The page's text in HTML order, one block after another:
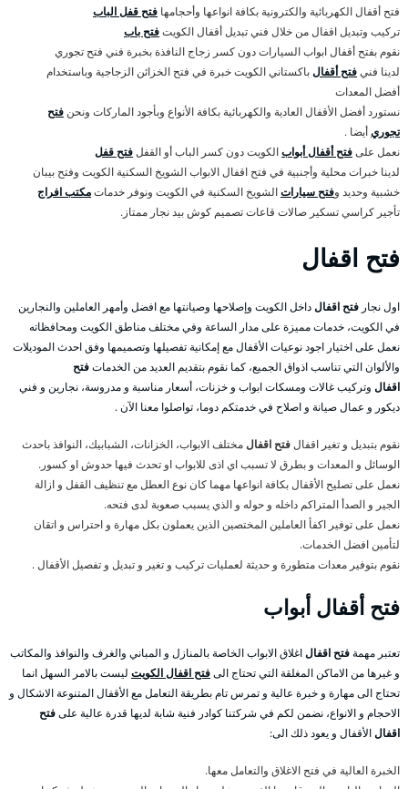
فتح أقفال الكهربائية والكترونية بكافة انواعها وأحجامها فتح قفل الباب
تركيب وتبديل اقفال من خلال فني تبديل أقفال الكويتفتح باب
نقوم بفتح أقفال ابواب السيارات دون كسر زجاج النافذة بخبرة فني فتح تجوري
لدينا فنيفتح أقفالباكستاني الكويت خبرة في فتح الخزائن الزجاجية وباستخدام
أفضل المعدات
نستورد أفضل الأقفال العادية والكهربائية بكافة الأنواع وبأجود الماركات ونحن فتح
تجوريأيضا .
نعمل علىفتح أقفال أبوابالكويت دون كسر الباب أو القفلفتح قفل
لدينا خبرات محلية وأجنبية في فتح اقفال الابواب الشويخ السكنية الكويت وفتح بيبان
خشبية وحديد وفتح سياراتالشويخ السكنية في الكويت ونوفر خدماتمكتب افراج
تأجير كراسي تسكير صالات قاعات تصميم كوش بيد نجار ممتاز.
فتح اقفال
اول نجار فتح اقفالداخل الكويت وإصلاحها وصيانتها مع افضل وأمهر العاملين والنجارين
في الكويت، خدمات مميزة على مدار الساعة وفي مختلف مناطق الكويت ومحافظاته
نعمل على اختيار اجود نوعيات الأقفال مع إمكانية تفصيلها وتصميمها وفق احدث الموديلات
والألوان التي تناسب اذواق الجميع، كما نقوم بتقديم العديد من الخدماتفتح
اقفال وتركيب غالات ومسكات ابواب و خزنات، أسعار مناسبة و مدروسة، نجارين و فني
ديكور و عمال صيانة و اصلاح في خدمتكم دوما، تواصلوا معنا الآن .
نقوم بتبديل و تغير اقفالفتح اقفالمختلف الابواب، الخزانات، الشبابيك، النوافذ باحدث
الوسائل و المعدات و بطرق لا تسبب اي اذى للابواب او تحدث فيها حدوش او كسور.
نعمل على تصليح الأقفال بكافة انواعها مهما كان نوع العطل مع تنظيف القفل و ازالة
الجير و الصدأ المتراكم داخله و حوله و الذي يسبب صعوبة لدى فتحه.
نعمل على توفير اكفأ العاملين المختصين الذين يعملون بكل مهارة و احتراس و اتقان
لتأمين افضل الخدمات.
نقوم بتوفير معدات متطورة و حديثة لعمليات تركيب و تغير و تبديل و تفصيل الأقفال .
فتح أقفال أبواب
تعتبر مهمةفتح اقفالاغلاق الابواب الخاصة بالمنازل و المباني والغرف والنوافذ والمكاتب
و غيرها من الاماكن المغلقة التي تحتاج الىفتح اقفال الكويت ليست بالامر السهل انما
تحتاج الى مهارة و خبرة عالية و تمرس تام بطريقة التعامل مع الأقفال المتنوعة الاشكال و
الاحجام و الانواع، نضمن لكم في شركتنا كوادر فنية شابة لديها قدرة عالية علىفتح
اقفالالأقفال و يعود ذلك الى:
الخبرة العالية في فتح الاغلاق والتعامل معها.